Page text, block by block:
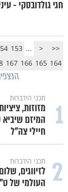
חגי גולדובסקי -
<<
<
...
153
164
165
166
167
1 תכני הידברות
מזוזות,
המיזם
חיילי צה"ל
2 תכני הידברות
לזיווגים,
העולמי של